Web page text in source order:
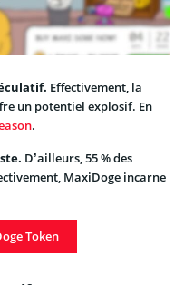
Effectivement, la
un potentiel explosif. En
.
D’ailleurs, 55 % des
MaxiDoge incarne
Token